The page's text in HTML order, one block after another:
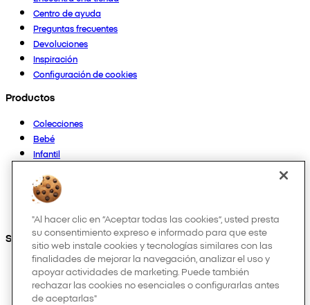
Centro de ayuda
Preguntas frecuentes
Devoluciones
Inspiración
Configuración de cookies
Productos
Colecciones
Bebé
Infantil
Mujer
Hombre
Otros
Síguenos en:
"Al hacer clic en “Aceptar todas las cookies”, usted presta
su consentimiento expreso e informado para que este
sitio web instale cookies y tecnologías similares con las
finalidades de mejorar la navegación, analizar el uso y
apoyar actividades de marketing. Puede también
rechazar las cookies no esenciales o configurarlas antes
de aceptarlas"